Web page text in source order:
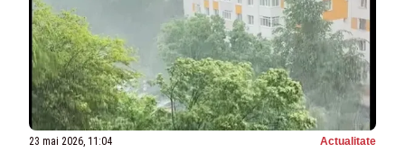
23 mai 2026, 11:04 Actualitate